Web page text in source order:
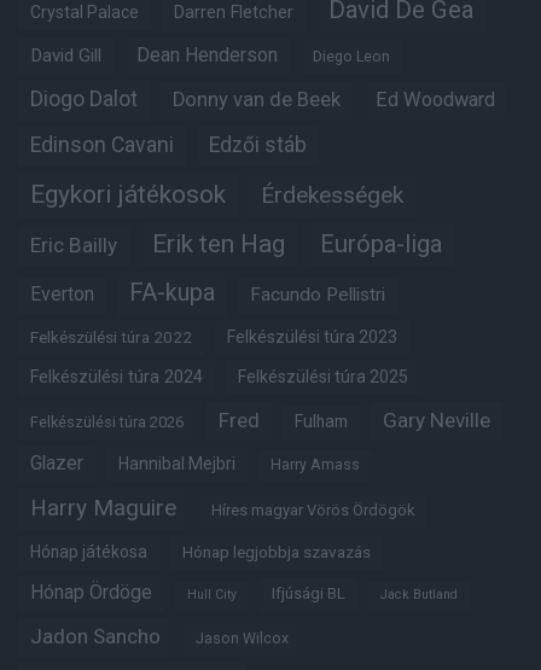
Crystal Palace Darren Fletcher David De Gea
David Gill Dean Henderson Diego Leon
Diogo Dalot Donny van de Beek Ed Woodward
Edinson Cavani Edzői stáb
Egykori játékosok Érdekességek
Eric Bailly Erik ten Hag Európa-liga
Everton FA-kupa Facundo Pellistri
Felkészülési túra 2022 Felkészülési túra 2023
Felkészülési túra 2024 Felkészülési túra 2025
Felkészülési túra 2026 Fred Fulham Gary Neville
Glazer Hannibal Mejbri Harry Amass
Harry Maguire Híres magyar Vörös Ördögök
Hónap játékosa Hónap legjobbja szavazás
Hónap Ördöge Hull City Ifjúsági BL Jack Butland
Jadon Sancho Jason Wilcox